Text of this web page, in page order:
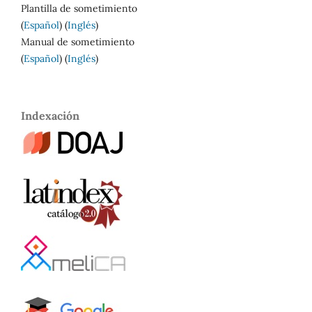
Plantilla de sometimiento
(Español) (Inglés)
Manual de sometimiento
(Español) (Inglés)
Indexación